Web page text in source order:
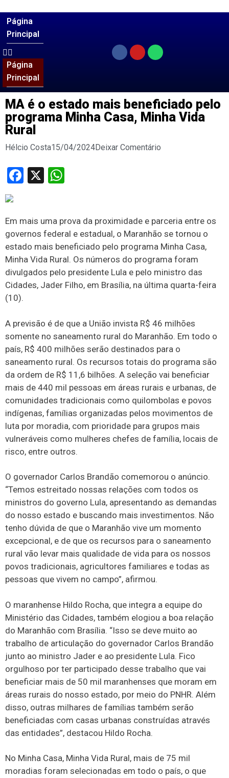
Página
Principal
Página
Principal
MA é o estado mais beneficiado pelo
programa Minha Casa, Minha Vida
Rural
Hélcio Costa15/04/2024Deixar Comentário
Facebook
X
Em mais uma prova da proximidade e parceria entre os
governos federal e estadual, o Maranhão se tornou o
estado mais beneficiado pelo programa Minha Casa,
Minha Vida Rural. Os números do programa foram
divulgados pelo presidente Lula e pelo ministro das
Cidades, Jader Filho, em Brasília, na última quarta-feira
(10).
A previsão é de que a União invista R$ 46 milhões
somente no saneamento rural do Maranhão. Em todo o
país, R$ 400 milhões serão destinados para o
saneamento rural. Os recursos totais do programa são
da ordem de R$ 11,6 bilhões. A seleção vai beneficiar
mais de 440 mil pessoas em áreas rurais e urbanas, de
comunidades tradicionais como quilombolas e povos
indígenas, famílias organizadas pelos movimentos de
luta por moradia, com prioridade para grupos mais
vulneráveis como mulheres chefes de família, locais de
risco, entre outros.
O governador Carlos Brandão comemorou o anúncio.
“Temos estreitado nossas relações com todos os
ministros do governo Lula, apresentando as demandas
do nosso estado e buscando mais investimentos. Não
tenho dúvida de que o Maranhão vive um momento
excepcional, e de que os recursos para o saneamento
rural vão levar mais qualidade de vida para os nossos
povos tradicionais, agricultores familiares e todas as
pessoas que vivem no campo”, afirmou.
O maranhense Hildo Rocha, que integra a equipe do
Ministério das Cidades, também elogiou a boa relação
do Maranhão com Brasília. “Isso se deve muito ao
trabalho de articulação do governador Carlos Brandão
junto ao ministro Jader e ao presidente Lula. Fico
orgulhoso por ter participado desse trabalho que vai
beneficiar mais de 50 mil maranhenses que moram em
áreas rurais do nosso estado, por meio do PNHR. Além
disso, outras milhares de famílias também serão
beneficiadas com casas urbanas construídas através
das entidades”, destacou Hildo Rocha.
No Minha Casa, Minha Vida Rural, mais de 75 mil
moradias foram selecionadas em todo o país, o que